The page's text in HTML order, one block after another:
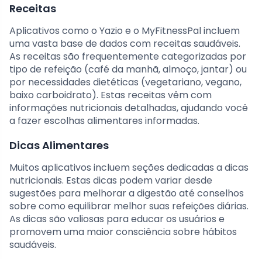
Receitas
Aplicativos como o Yazio e o MyFitnessPal incluem
uma vasta base de dados com receitas saudáveis.
As receitas são frequentemente categorizadas por
tipo de refeição (café da manhã, almoço, jantar) ou
por necessidades dietéticas (vegetariano, vegano,
baixo carboidrato). Estas receitas vêm com
informações nutricionais detalhadas, ajudando você
a fazer escolhas alimentares informadas.
Dicas Alimentares
Muitos aplicativos incluem seções dedicadas a dicas
nutricionais. Estas dicas podem variar desde
sugestões para melhorar a digestão até conselhos
sobre como equilibrar melhor suas refeições diárias.
As dicas são valiosas para educar os usuários e
promovem uma maior consciência sobre hábitos
saudáveis.